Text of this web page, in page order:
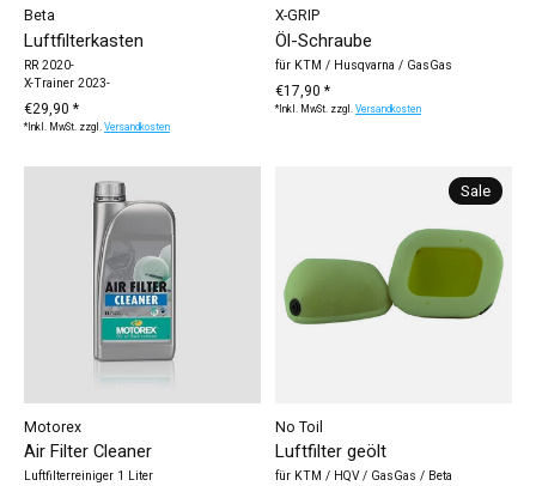
Beta
Luftfilterkasten
RR 2020-
X-Trainer 2023-
€29,90 *
*Inkl. MwSt. zzgl.Versandkosten
X-GRIP
Öl-Schraube
für KTM / Husqvarna / GasGas
€17,90 *
*Inkl. MwSt. zzgl.Versandkosten
Motorex
Air Filter Cleaner
Luftfilterreiniger 1 Liter
Sale
No Toil
Luftfilter geölt
für KTM / HQV / GasGas / Beta